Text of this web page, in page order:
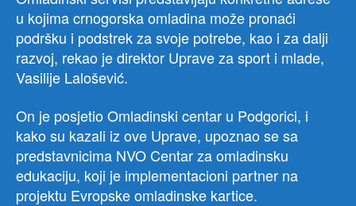
u kojima crnogorska omladina može pronaći
podršku i podstrek za svoje potrebe, kao i za dalji
razvoj, rekao je direktor Uprave za sport i mlade,
Vasilije Lalošević.
On je posjetio Omladinski centar u Podgorici, i
kako su kazali iz ove Uprave, upoznao se sa
predstavnicima NVO Centar za omladinsku
edukaciju, koji je implementacioni partner na
projektu Evropske omladinske kartice.